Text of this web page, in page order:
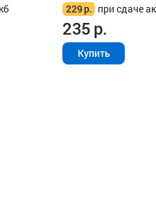
229р. при сдаче
235р.
Купить